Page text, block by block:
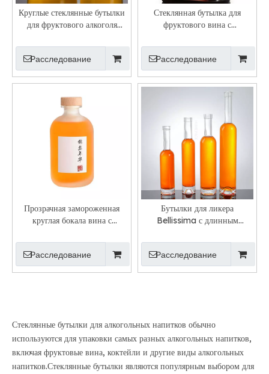
Круглые стеклянные бутылки
для фруктового алкоголя
Расследование
Стеклянная бутылка для
фруктового вина с
Расследование
Прозрачная замороженная
круглая бокала вина с
Расследование
Бутылки для ликера
Bellissima с длинным
ледяное вино, оптовая
продажа
Расследование
Стеклянные бутылки для алкогольных напитков обычно
используются для упаковки самых разных алкогольных напитков,
включая фруктовые вина, коктейли и другие виды алкогольных
напитков.Стеклянные бутылки являются популярным выбором для